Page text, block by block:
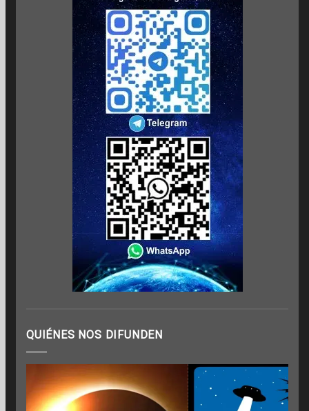
QUIÉNES NOS DIFUNDEN